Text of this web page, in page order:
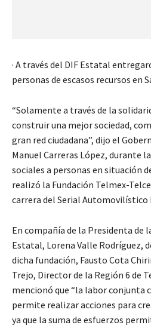
· A través del DIF Estatal
personas de escasos recursos en
“Solamente a través de la
construir una mejor sociedad,
gran red ciudadana”, dijo el
Manuel Carreras López, durante
sociales a personas en situación
realizó la Fundación Telmex-
carrera del Serial Automovilístico
En compañía de la Presidenta de
Estatal, Lorena Valle Rodríguez,
dicha fundación, Fausto Cota
Trejo, Director de la Región 6 de
mencionó que “la labor conjunta
permite realizar acciones para
ya que la suma de esfuerzos